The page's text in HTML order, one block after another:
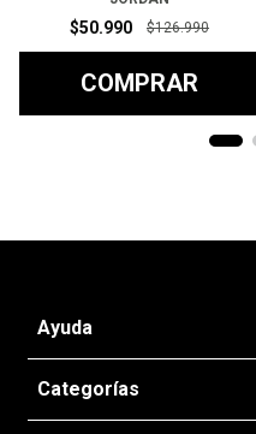
$50.990 $126.990
COMPRAR
Ayuda
Preguntas frecuentes
T&C - Políticas de Envío
Categorías